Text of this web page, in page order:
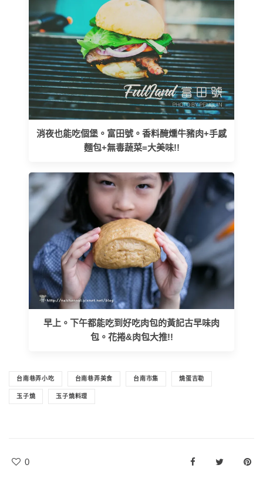
消夜也能吃個堡。富田號。香料醃燻牛豬肉+手感
麵包+無毒蔬菜=大美味!!
早上。下午都能吃到好吃肉包的黃記古早味肉
包。花捲&肉包大推!!
台南巷弄小吃 台南巷弄美食 台南市集 燒蛋吉勒
玉子燒 玉子燒料理
0